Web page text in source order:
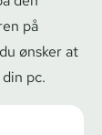
på
ønsker at
pc.